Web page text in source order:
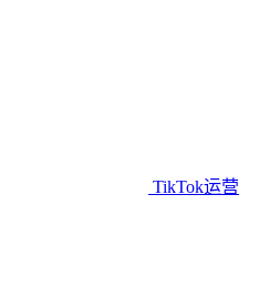
TikTok运营